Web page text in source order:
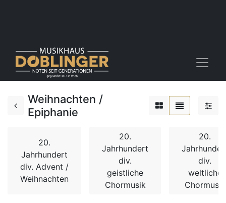
Weihnachten /
Epiphanie
20.
Jahrhundert
div. Advent /
Weihnachten
20.
Jahrhundert
div.
geistliche
Chormusik
20.
div.
weltliche
Chormusik